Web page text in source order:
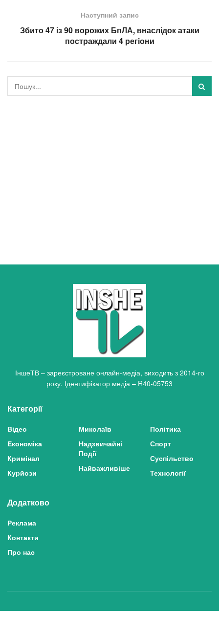
Наступний запис
Збито 47 із 90 ворожих БпЛА, внаслідок атаки
постраждали 4 регіони
ІншеТВ – зареєстроване онлайн-медіа, виходить з 2014-го
року. Ідентифікатор медіа – R40-05753
Категорії
Відео
Економіка
Кримінал
Курйози
Миколаїв
Надзвичайні
Події
Найважливіше
Політика
Спорт
Суспільство
Технології
Додатково
Реклама
Контакти
Про нас
Політика конфіденційності та захисту персональних даних